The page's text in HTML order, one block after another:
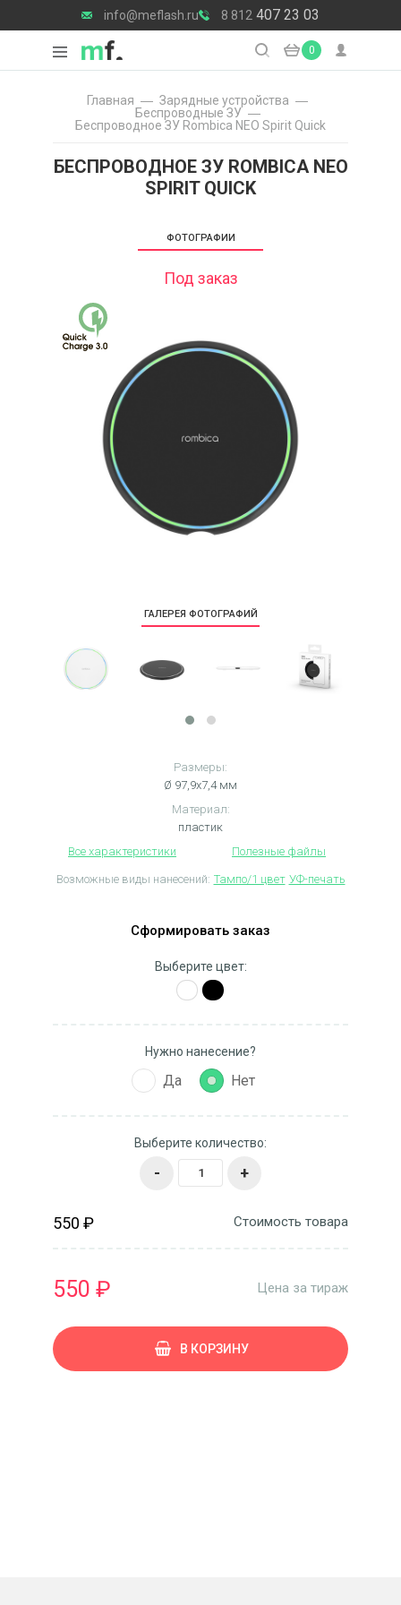
info@meflash.ru 8 812 407 23 03
0
Главная
Зарядные уcтройства
Беспроводные ЗУ
Беспроводное ЗУ Rombica NEO Spirit Quick
БЕСПРОВОДНОЕ ЗУ ROMBICA NEO
SPIRIT QUICK
ФОТОГРАФИИ
Под заказ
ГАЛЕРЕЯ ФОТОГРАФИЙ
Размеры:
Ø 97,9х7,4 мм
Материал:
пластик
Все характеристики
Полезные файлы
Возможные виды нанесений: Тампо/1 цвет УФ-печать
Сформировать заказ
Выберите цвет:
Нужно нанесение?
Да Нет
Выберите количество:
- +
550 ₽ Стоимость товара
550 ₽ Цена за тираж
В КОРЗИНУ